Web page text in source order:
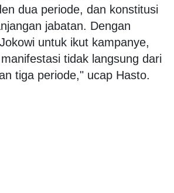
dua periode, dan konstitusi
jabatan. Dengan
untuk ikut kampanye,
tidak langsung dari
tiga periode," ucap Hasto.